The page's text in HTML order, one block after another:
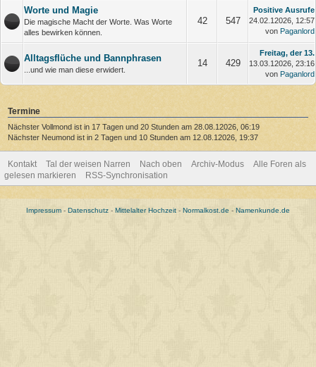
Worte und Magie
Die magische Macht der Worte. Was Worte
alles bewirken können.
42 547
Positive Ausrufe
24.02.12026, 12:57
von Paganlord
Alltagsflüche und Bannphrasen
...und wie man diese erwidert.
14 429
Freitag, der 13.
13.03.12026, 23:16
von Paganlord
Termine
Nächster Vollmond ist in 17 Tagen und 20 Stunden am 28.08.12026, 06:19
Nächster Neumond ist in 2 Tagen und 10 Stunden am 12.08.12026, 19:37
Kontakt Tal der weisen Narren Nach oben Archiv-Modus
Alle Foren als
gelesen markieren
RSS-Synchronisation
Impressum - Datenschutz - Mittelalter Hochzeit - Normalkost.de - Namenkunde.de